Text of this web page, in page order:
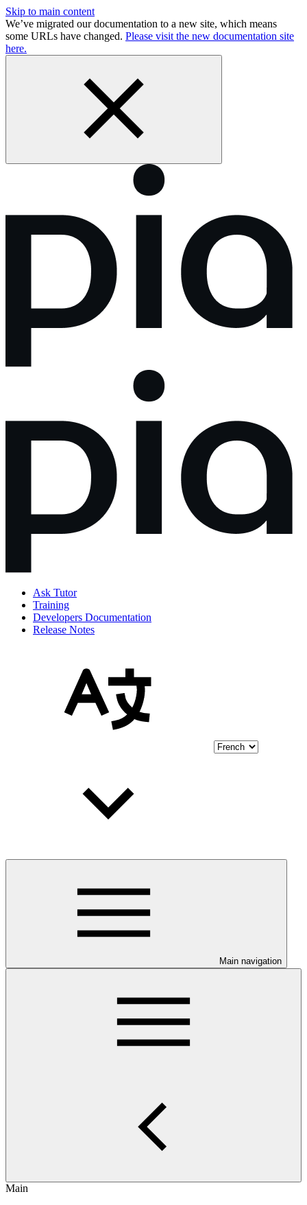
Skip to main content
We’ve migrated our documentation to a new site, which means
some URLs have changed. Please visit the new documentation site
here.
Ask Tutor
Training
Developers Documentation
Release Notes
Main navigation
Main